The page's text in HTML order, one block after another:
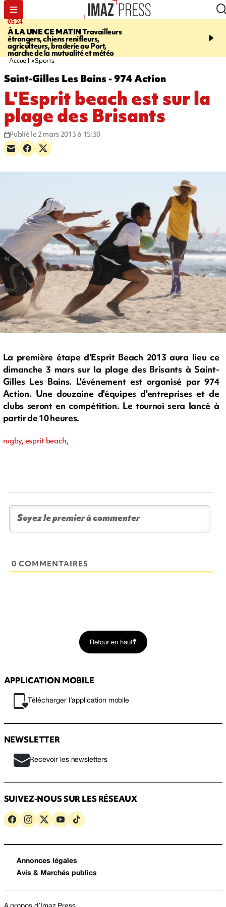
05:24
À LA UNE CE MATINTravailleurs
étrangers, chiens renifleurs,
agriculteurs, braderie au Port,
marche de la mutualité et météo
07:05
mobilisés pour traquer
Accueil Sports
Saint-Gilles Les Bains - 974 Action
L'Esprit beach est sur la
plage des Brisants
Publié le 2 mars 2013 à 15:30
La première étape d'Esprit Beach 2013 aura lieu ce
dimanche 3 mars sur la plage des Brisants à Saint-
Gilles Les Bains. L'événement est organisé par 974
Action. Une douzaine d'équipes d'entreprises et de
clubs seront en compétition. Le tournoi sera lancé à
partir de 10 heures.
rugby, esprit beach,
0 COMMENTAIRES
Retour en haut
APPLICATION MOBILE
Télécharger l’application mobile
NEWSLETTER
Recevoir les newsletters
SUIVEZ-NOUS SUR LES RÉSEAUX
Annonces légales
Avis & Marchés publics